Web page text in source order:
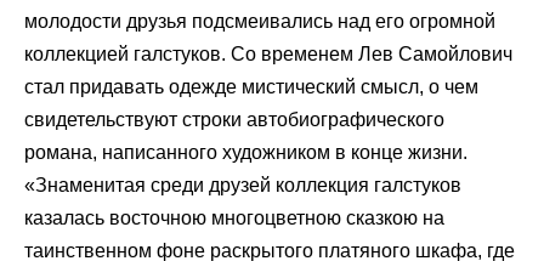
молодости друзья подсмеивались над его огромной
коллекцией галстуков. Со временем Лев Самойлович
стал придавать одежде мистический смысл, о чем
свидетельствуют строки автобиографического
романа, написанного художником в конце жизни.
«Знаменитая среди друзей коллекция галстуков
казалась восточною многоцветною сказкою на
таинственном фоне раскрытого платяного шкафа, где